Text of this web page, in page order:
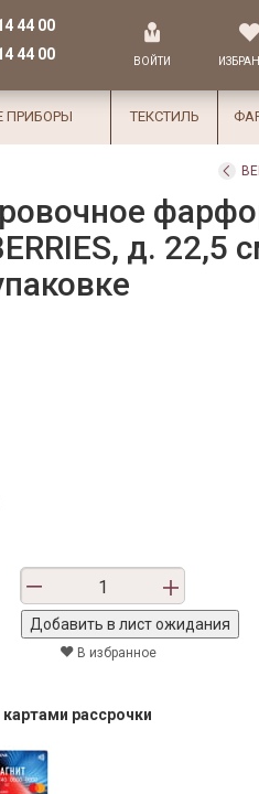
44 00
44 00
ВОЙТИ
ПРИБОРЫ ТЕКСТИЛЬ
д. 22,5
В избранное
рассрочки